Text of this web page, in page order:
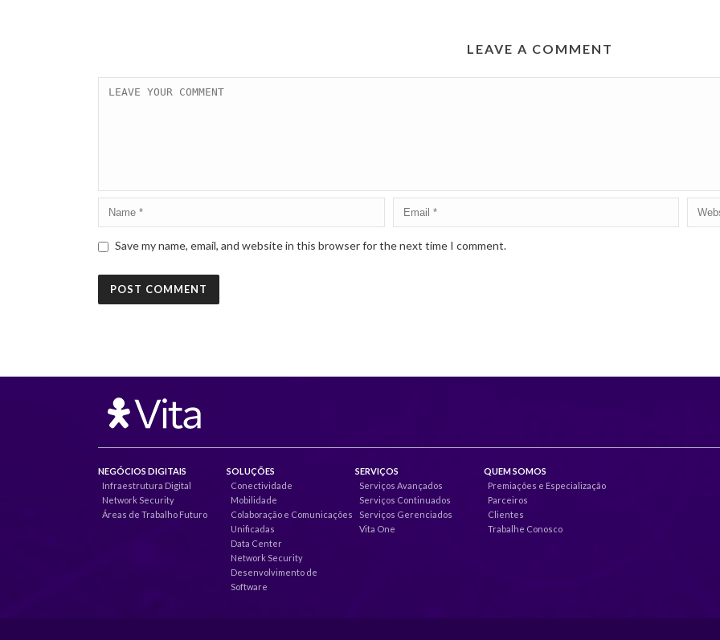
LEAVE A COMMENT
Save my name, email, and website in this browser for the next time I comment.
NEGÓCIOS DIGITAIS
Infraestrutura Digital
Network Security
Áreas de Trabalho Futuro
SOLUÇÕES
Conectividade
Mobilidade
Colaboração e Comunicações
Unificadas
Data Center
Network Security
Desenvolvimento de
Software
SERVIÇOS
Serviços Avançados
Serviços Continuados
Serviços Gerenciados
Vita One
QUEM SOMOS
Premiações e Especialização
Parceiros
Clientes
Trabalhe Conosco